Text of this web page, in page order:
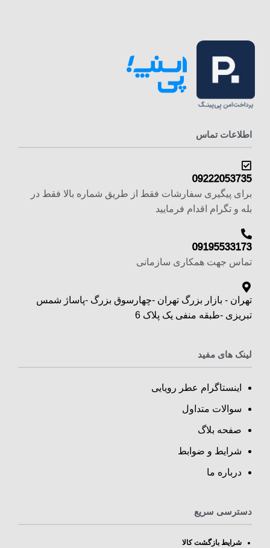
اطلاعات تماس
09222053735
برای پیگیری سفارشات فقط از طریق شماره بالا فقط در
بله و تگرام اقدام فرمایید
09195533173
تماس جهت همکاری سازمانی
تهران - بازار بزرگ تهران -چهارسوق بزرگ -پاساژ شمس
تبریزی -طبقه منفی یک پلاک 6
لینک های مفید
اینستاگرام عطر رویایی
سوالات متداول
صفحه بلاگ
شرایط و ضوابط
درباره ما
دسترسی سریع
شرایط بازگشت کالا